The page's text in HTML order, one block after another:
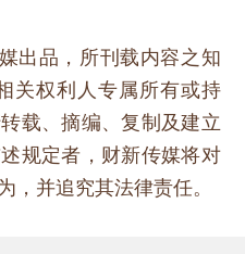
品，所刊载内容之知
关权利人专属所有或持
载、摘编、复制及建立
规定者，财新传媒将对
，并追究其法律责任。